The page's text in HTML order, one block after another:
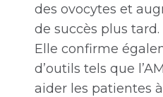
des ovocytes et
de succès plus tard.
Elle confirme
d’outils tels que
aider les patientes